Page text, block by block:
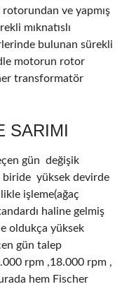
ve yapmış
mıknatıslı
bulunan sürekli
motorun rotor
transformatör
SARIMI
gün değişik
biride yüksek devirde
işleme(ağaç
haline gelmiş
oldukça yüksek
gün talep
rpm ,18.000 rpm ,
hem Fischer